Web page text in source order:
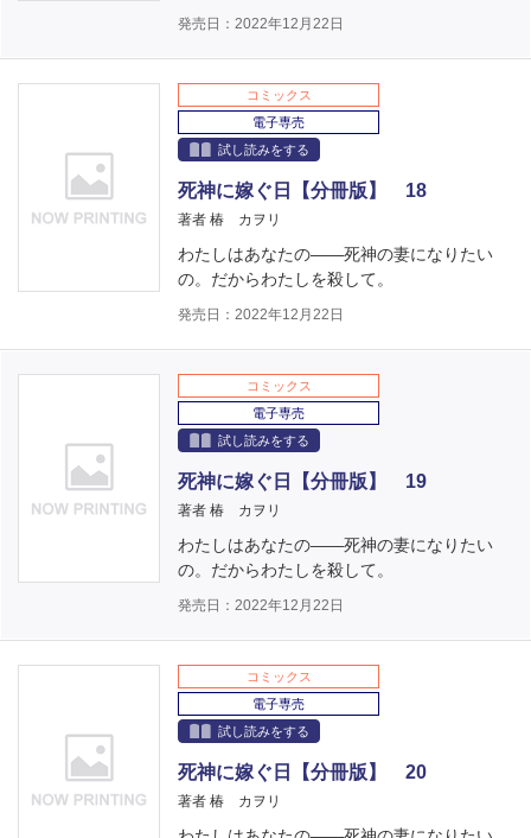
発売日：2022年12月22日
コミックス
電子専売
試し読みをする
死神に嫁ぐ日【分冊版】 18
著者 椿 カヲリ
わたしはあなたの――死神の妻になりたい
の。だからわたしを殺して。
発売日：2022年12月22日
コミックス
電子専売
試し読みをする
死神に嫁ぐ日【分冊版】 19
著者 椿 カヲリ
わたしはあなたの――死神の妻になりたい
の。だからわたしを殺して。
発売日：2022年12月22日
コミックス
電子専売
試し読みをする
死神に嫁ぐ日【分冊版】 20
著者 椿 カヲリ